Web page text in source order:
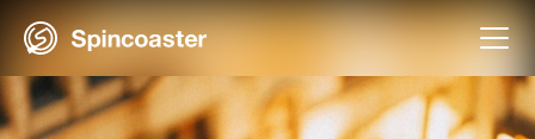
Skip